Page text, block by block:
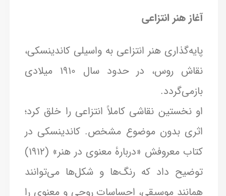
آغاز هنر انتزاعی
پایه‌گذاری هنر انتزاعی به واسیلی کاندینسکی،
نقاش روس، در حدود سال ۱۹۱۰ میلادی
بازمی‌گردد.
او نخستین نقاشی کاملاً انتزاعی را خلق کرد؛
اثری بدون موضوع مشخص. کاندینسکی در
کتاب معروفش «دربارهٔ معنوی در هنر» (۱۹۱۲)
توضیح داد که رنگ‌ها و شکل‌ها می‌توانند
همانند موسیقی، احساسات روحی و معنوی را